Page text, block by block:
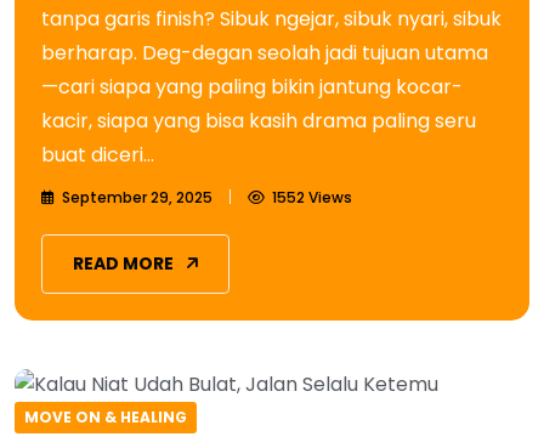
tanpa garis finish? Sibuk ngejar, sibuk nyari, sibuk
berharap. Deg-degan seolah jadi tujuan utama
—cari siapa yang paling bikin jantung kocar-
kacir, siapa yang bisa kasih drama paling seru
buat diceri...
September 29, 2025 1552 Views
READ MORE
MOVE ON & HEALING